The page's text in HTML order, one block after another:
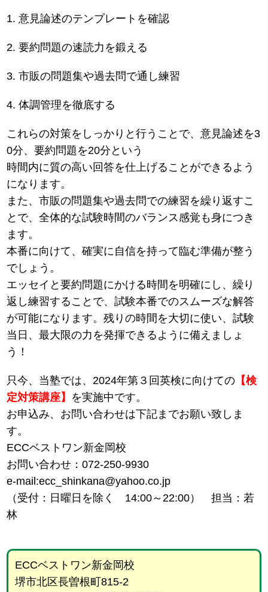
1. 意見論述のテンプレートを確認
2. 要約問題の速読力を鍛える
3. 市販の問題集や過去問で通し練習
4. 体調管理を徹底する
これらの対策をしっかりと行うことで、意見論述を3
0分、要約問題を20分という
時間内に質の高い回答を仕上げることができるよう
になります。
また、市販の問題集や過去問での練習を繰り返すこ
とで、全体的な試験時間のバランス感覚も身につき
ます。
本番に向けて、確実に自信を持って臨む準備が整う
でしょう。
エッセイと要約問題にかける時間を明確にし、繰り
返し練習することで、試験本番でのスムーズな解答
が可能になります。残りの時間を大切に使い、試験
当日、最大限の力を発揮できるように備えましょ
う！
只今、当塾では、2024年第３回英検に向けての 【検
定対策講座】 を実施中です。
お申込み、お問い合わせは下記までお願い致しま
す。
ECCベストワン新金岡校
お問い合わせ：072-250-9930
e-mail:ecc_shinkana@yahoo.co.jp
（受付：日曜日を除く 14:00～22:00） 担当：若
林
ECCベストワン新金岡校
堺市北区長曽根町815-2